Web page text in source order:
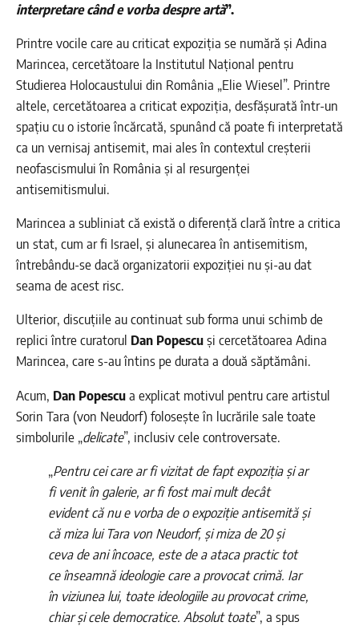
interpretare când e vorba despre artă”.
Printre vocile care au criticat expoziția se numără și Adina
Marincea, cercetătoare la Institutul Național pentru
Studierea Holocaustului din România „Elie Wiesel”. Printre
altele, cercetătoarea a criticat expoziția, desfășurată într-un
spațiu cu o istorie încărcată, spunând că poate fi interpretată
ca un vernisaj antisemit, mai ales în contextul creșterii
neofascismului în România și al resurgenței
antisemitismului.
Marincea a subliniat că există o diferență clară între a critica
un stat, cum ar fi Israel, și alunecarea în antisemitism,
întrebându-se dacă organizatorii expoziției nu și-au dat
seama de acest risc.
Ulterior, discuțiile au continuat sub forma unui schimb de
replici între curatorul Dan Popescuși cercetătoarea Adina
Marincea, care s-au întins pe durata a două săptămâni.
Acum, Dan Popescua explicat motivul pentru care artistul
Sorin Tara (von Neudorf) folosește în lucrările sale toate
simbolurile „delicate”, inclusiv cele controversate.
„Pentru cei care ar fi vizitat de fapt expoziția și ar
fi venit în galerie, ar fi fost mai mult decât
evident că nu e vorba de o expoziție antisemită și
că miza lui Tara von Neudorf, și miza de 20 și
ceva de ani încoace, este de a ataca practic tot
ce înseamnă ideologie care a provocat crimă. Iar
în viziunea lui, toate ideologiile au provocat crime,
chiar și cele democratice. Absolut toate”, a spus